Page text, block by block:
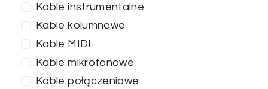
Kable instrumentalne
Kable kolumnowe
Kable MIDI
Kable mikrofonowe
Kable połączeniowe